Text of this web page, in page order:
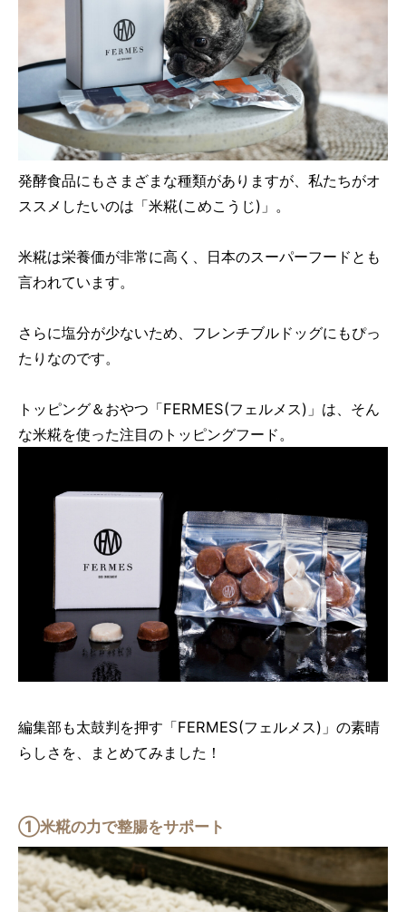
発酵食品にもさまざまな種類がありますが、私たちがオ
ススメしたいのは「米糀(こめこうじ)」。
米糀は栄養価が非常に高く、日本のスーパーフードとも
言われています。
さらに塩分が少ないため、フレンチブルドッグにもぴっ
たりなのです。
トッピング＆おやつ「FERMES(フェルメス)」は、そん
な米糀を使った注目のトッピングフード。
編集部も太鼓判を押す「FERMES(フェルメス)」の素晴
らしさを、まとめてみました！
①米糀の力で整腸をサポート